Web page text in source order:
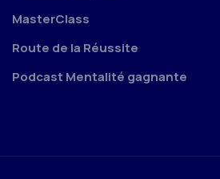
MasterClass
Route de la Réussite
Podcast Mentalité gagnante